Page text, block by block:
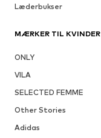
Læderbukser
MÆRKER TIL KVINDER
ONLY
VILA
SELECTED FEMME
Other Stories
Adidas